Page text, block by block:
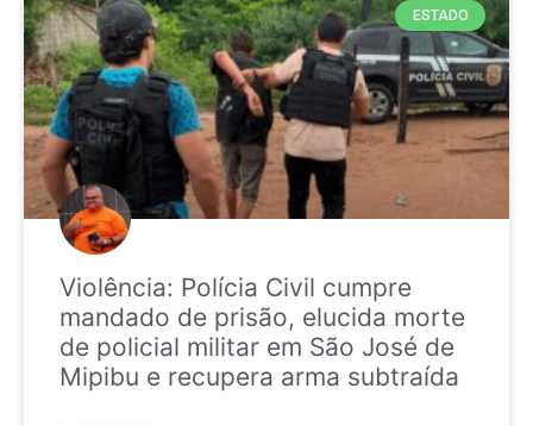
ESTADO
Violência: Polícia Civil cumpre
mandado de prisão, elucida morte
de policial militar em São José de
Mipibu e recupera arma subtraída